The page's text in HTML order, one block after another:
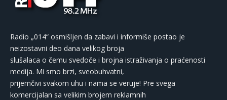
Radio „014“ osmišljen da zabavi i informiše postao je
neizostavni deo dana velikog broja
slušalaca o čemu svedoče i brojna istraživanja o praćenosti
medija. Mi smo brzi, sveobuhvatni,
prijemčivi svakom uhu i nama se veruje! Pre svega
komercijalan sa velikim brojem reklamnih